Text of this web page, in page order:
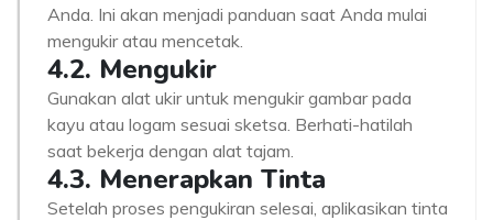
Anda. Ini akan menjadi panduan saat Anda mulai
mengukir atau mencetak.
4.2. Mengukir
Gunakan alat ukir untuk mengukir gambar pada
kayu atau logam sesuai sketsa. Berhati-hatilah
saat bekerja dengan alat tajam.
4.3. Menerapkan Tinta
Setelah proses pengukiran selesai, aplikasikan tinta